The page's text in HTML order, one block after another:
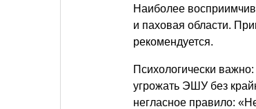
Наиболее
и паховая области.
рекомендуется.
Психологически
угрожать ЭШУ без
негласное правило: